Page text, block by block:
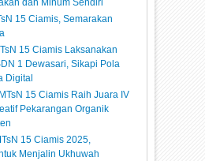
dan Minum Sendiri
15 Ciamis, Semarakan
15 Ciamis Laksanakan
1 Dewasari, Sikapi Pola
Digital
15 Ciamis Raih Juara IV
Pekarangan Organik
15 Ciamis 2025,
Menjalin Ukhuwah